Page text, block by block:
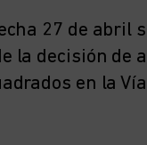
27 de abril
la decisión de
en la